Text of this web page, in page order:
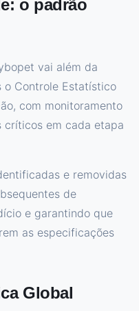
o padrão
vai além da
o Controle Estatístico
com monitoramento
críticos em cada etapa
e removidas
de
e garantindo que
as especificações
Global